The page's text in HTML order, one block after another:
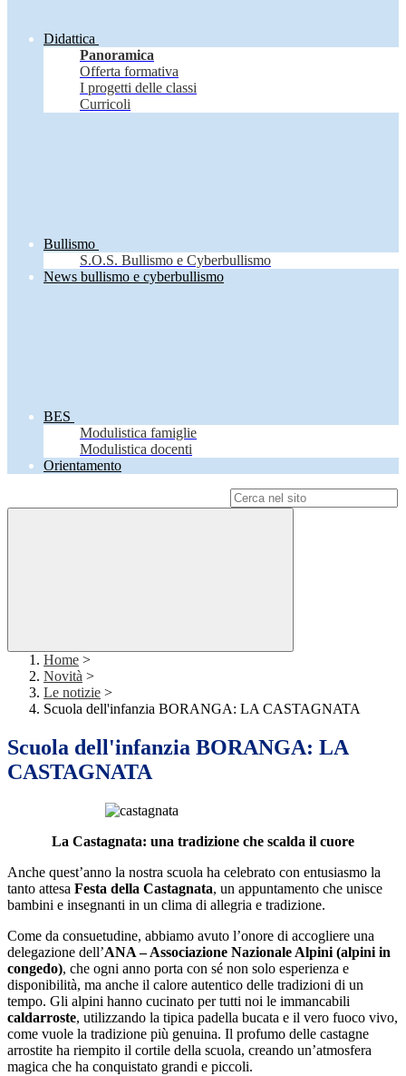
Didattica
Panoramica
Offerta formativa
I progetti delle classi
Curricoli
Bullismo
S.O.S. Bullismo e Cyberbullismo
News bullismo e cyberbullismo
BES
Modulistica famiglie
Modulistica docenti
Orientamento
Home >
Novità >
Le notizie >
Scuola dell'infanzia BORANGA: LA CASTAGNATA
Scuola dell'infanzia BORANGA: LA
CASTAGNATA
La Castagnata: una tradizione che scalda il cuore
Anche quest’anno la nostra scuola ha celebrato con entusiasmo la
tanto attesa Festa della Castagnata, un appuntamento che unisce
bambini e insegnanti in un clima di allegria e tradizione.
Come da consuetudine, abbiamo avuto l’onore di accogliere una
delegazione dell’ANA – Associazione Nazionale Alpini (alpini in
congedo), che ogni anno porta con sé non solo esperienza e
disponibilità, ma anche il calore autentico delle tradizioni di un
tempo. Gli alpini hanno cucinato per tutti noi le immancabili
caldarroste, utilizzando la tipica padella bucata e il vero fuoco vivo,
come vuole la tradizione più genuina. Il profumo delle castagne
arrostite ha riempito il cortile della scuola, creando un’atmosfera
magica che ha conquistato grandi e piccoli.